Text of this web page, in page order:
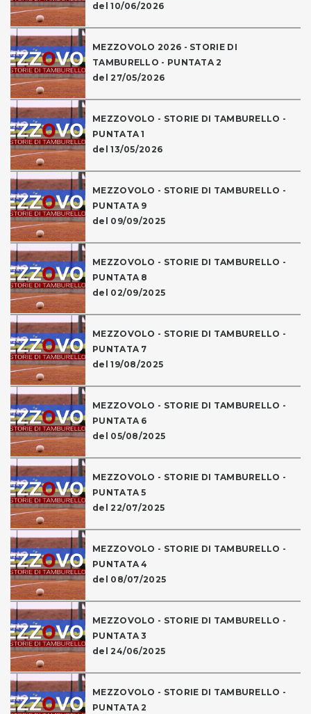
del 10/06/2026
MEZZOVOLO 2026 - STORIE DI
TAMBURELLO - PUNTATA 2
del 27/05/2026
MEZZOVOLO - STORIE DI TAMBURELLO -
PUNTATA 1
del 13/05/2026
MEZZOVOLO - STORIE DI TAMBURELLO -
PUNTATA 9
del 09/09/2025
MEZZOVOLO - STORIE DI TAMBURELLO -
PUNTATA 8
del 02/09/2025
MEZZOVOLO - STORIE DI TAMBURELLO -
PUNTATA 7
del 19/08/2025
MEZZOVOLO - STORIE DI TAMBURELLO -
PUNTATA 6
del 05/08/2025
MEZZOVOLO - STORIE DI TAMBURELLO -
PUNTATA 5
del 22/07/2025
MEZZOVOLO - STORIE DI TAMBURELLO -
PUNTATA 4
del 08/07/2025
MEZZOVOLO - STORIE DI TAMBURELLO -
PUNTATA 3
del 24/06/2025
MEZZOVOLO - STORIE DI TAMBURELLO -
PUNTATA 2